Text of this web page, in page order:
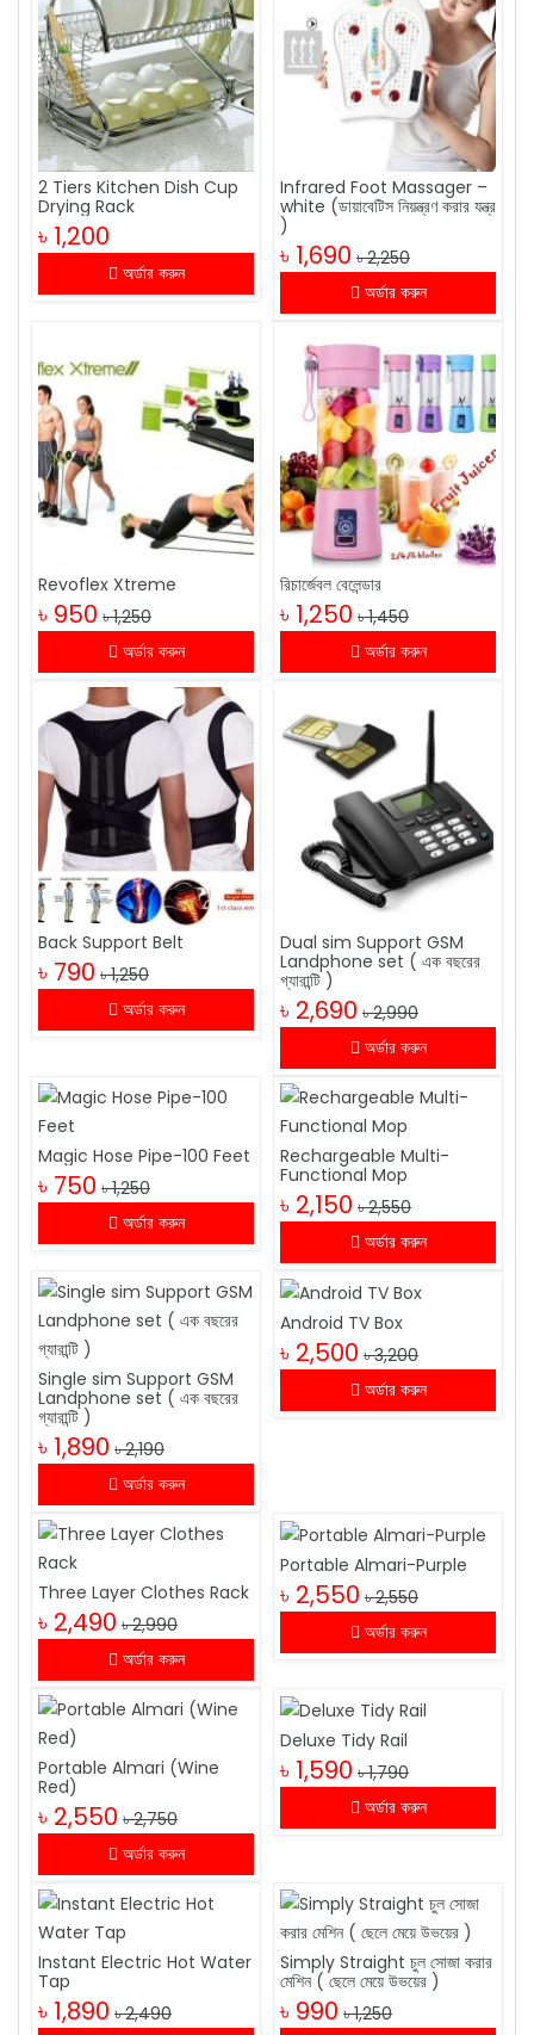
2 Tiers Kitchen Dish Cup
Drying Rack
৳ 1,200
অর্ডার করুন
Infrared Foot Massager –
white (ডায়াবেটিস নিয়ন্ত্রণ করার যন্ত্র
)
৳ 1,690 ৳ 2,250
অর্ডার করুন
Revoflex Xtreme
৳ 950 ৳ 1,250
অর্ডার করুন
রিচার্জেবল বেলেন্ডার
৳ 1,250 ৳ 1,450
অর্ডার করুন
Back Support Belt
৳ 790 ৳ 1,250
অর্ডার করুন
Dual sim Support GSM
Landphone set ( এক বছরের
গ্যারান্টি )
৳ 2,690 ৳ 2,990
অর্ডার করুন
Magic Hose Pipe-100 Feet
৳ 750 ৳ 1,250
অর্ডার করুন
Rechargeable Multi-
Functional Mop
৳ 2,150 ৳ 2,550
অর্ডার করুন
Single sim Support GSM
Landphone set ( এক বছরের
গ্যারান্টি )
৳ 1,890 ৳ 2,190
অর্ডার করুন
Android TV Box
৳ 2,500 ৳ 3,200
অর্ডার করুন
Three Layer Clothes Rack
৳ 2,490 ৳ 2,990
অর্ডার করুন
Portable Almari-Purple
৳ 2,550 ৳ 2,550
অর্ডার করুন
Portable Almari (Wine
Red)
৳ 2,550 ৳ 2,750
অর্ডার করুন
Deluxe Tidy Rail
৳ 1,590 ৳ 1,790
অর্ডার করুন
Instant Electric Hot Water
Tap
৳ 1,890 ৳ 2,490
Simply Straight চুল সোজা করার
মেশিন ( ছেলে মেয়ে উভয়ের )
৳ 990 ৳ 1,250